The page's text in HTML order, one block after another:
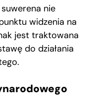
nie
widzenia na
jest traktowana
do działania